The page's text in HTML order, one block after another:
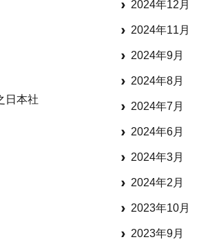
日本社
2024年12月
2024年11月
2024年9月
2024年8月
2024年7月
2024年6月
2024年3月
2024年2月
2023年10月
2023年9月